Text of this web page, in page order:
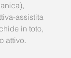
assistita
in toto,
attivo.